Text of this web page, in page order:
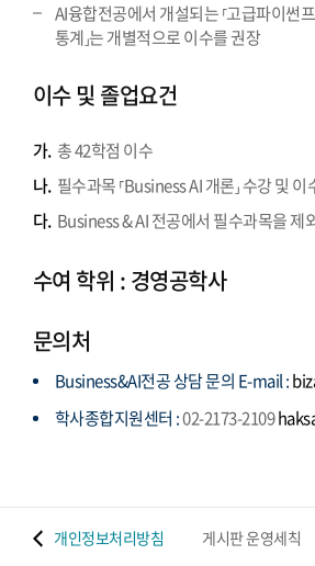
AI융합전공에서 개설되는 ⸢고급파이썬
통계⸥는 개별적으로 이수를 권장
이수 및 졸업요건
가. 총 42학점 이수
나. 필수과목 ⸢Business AI 개론⸥ 수강 및 이
다. Business & AI 전공에서 필수과목을 제
수여 학위 : 경영공학사
문의처
Business&AI전공 상담 문의 E-mail :
학사종합지원센터 :02-2173-2109
개인정보처리방침 게시판 운영세칙